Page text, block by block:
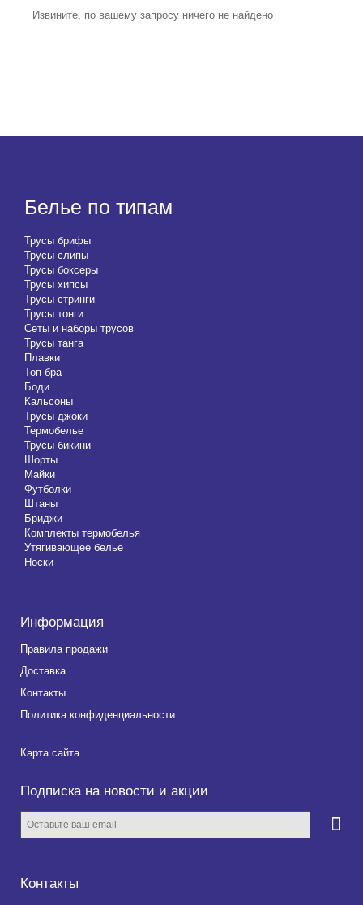
Извините, по вашему запросу ничего не найдено
Белье по типам
Трусы брифы
Трусы слипы
Трусы боксеры
Трусы хипсы
Трусы стринги
Трусы тонги
Сеты и наборы трусов
Трусы танга
Плавки
Топ-бра
Боди
Кальсоны
Трусы джоки
Термобелье
Трусы бикини
Шорты
Майки
Футболки
Штаны
Бриджи
Комплекты термобелья
Утягивающее белье
Носки
Информация
Правила продажи
Доставка
Контакты
Политика конфиденциальности
Карта сайта
Подписка на новости и акции
Контакты